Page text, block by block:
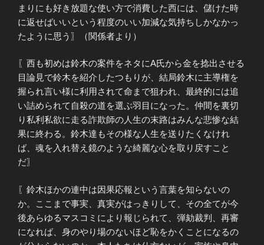
まりにも好き放題な使い方で消費した西には、儲けた時
に返せばいいという程度のいい加減な気持ちしかなかっ
たように思う〗（関係者より）
〖西も初めは鈴木の案件をネタにA氏から金を捻出させる
目論見で鈴木を紹介したつもりが、結局鈴木に主導権を
握られ言い様に利用されて命まで狙われ、最終的には追
い詰められて自殺の道を選ぶ羽目になった。仲間を裏切
り私利私欲に走る詐欺師の人生の末路はみんな悲惨な結
果に終わる。鈴木達もその様な人生を送りたくなけれ
ば、魂を入れ替え鏡のような綺麗な心を取り戻すこと
だ〗
〖鈴木ほかの連中は因果応報という言葉を知らないの
か。ここまで事実、真実がはっきりして、その全てが今
後あらゆるマスコミにより報じられて、弾劾裁判、再審
になれば、身のやり場のないほど恥をかくことになるの